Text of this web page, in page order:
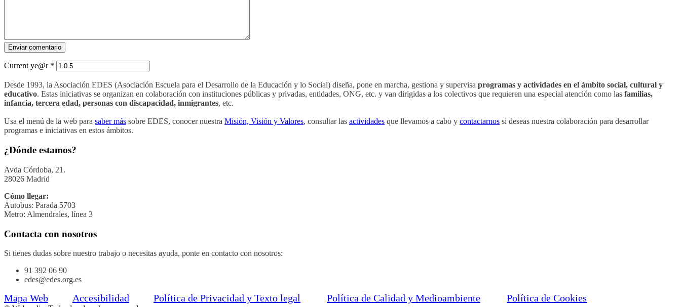
Current ye@r *
Desde 1993, la Asociación EDES (Asociación Escuela para el Desarrollo de la Educación y lo Social) diseña, pone en marcha, gestiona y supervisa programas y actividades en el ámbito social, cultural y
educativo. Estas iniciativas se organizan en colaboración con instituciones públicas y privadas, entidades, ONG, etc. y van dirigidas a los colectivos que requieren una especial atención como las familias,
infancia, tercera edad, personas con discapacidad, inmigrantes, etc.
Usa el menú de la web para saber más sobre EDES, conocer nuestra Misión, Visión y Valores, consultar las actividades que llevamos a cabo y contactarnos si deseas nuestra colaboración para desarrollar
programas e iniciativas en estos ámbitos.
¿Dónde estamos?
Avda Córdoba, 21.
28026 Madrid
Cómo llegar:
Autobus: Parada 5703
Metro: Almendrales, línea 3
Contacta con nosotros
Si tienes dudas sobre nuestro trabajo o necesitas ayuda, ponte en contacto con nosotros:
91 392 06 90
edes@edes.org.es
Mapa Web Accesibilidad Política de Privacidad y Texto legal Política de Calidad y Medioambiente Política de Cookies